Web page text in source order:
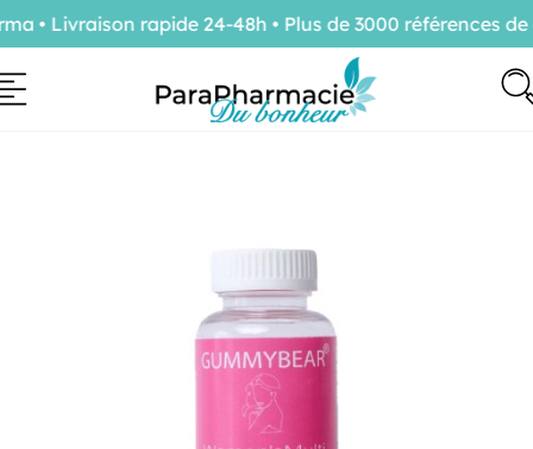
• Livraison rapide 24-48h • Plus de 3000 références de